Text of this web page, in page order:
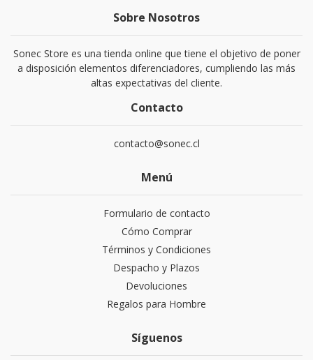
Sobre Nosotros
Sonec Store es una tienda online que tiene el objetivo de poner
a disposición elementos diferenciadores, cumpliendo las más
altas expectativas del cliente.
Contacto
contacto@sonec.cl
Menú
Formulario de contacto
Cómo Comprar
Términos y Condiciones
Despacho y Plazos
Devoluciones
Regalos para Hombre
Síguenos